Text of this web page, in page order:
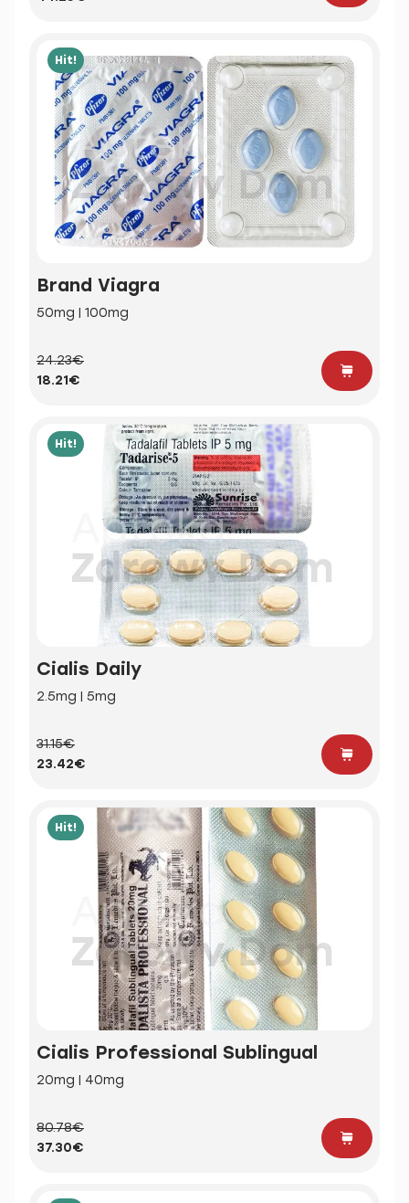
Hit!
Brand Viagra
50mg | 100mg
24.23€
18.21€
Hit!
Cialis Daily
2.5mg | 5mg
31.15€
23.42€
Hit!
Cialis Professional Sublingual
20mg | 40mg
80.78€
37.30€